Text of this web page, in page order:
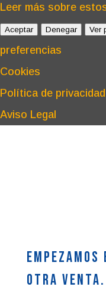
Leer más sobre
Aceptar Denegar Ver
preferencias
Cookies
Política de privacidad
Aviso Legal
otra